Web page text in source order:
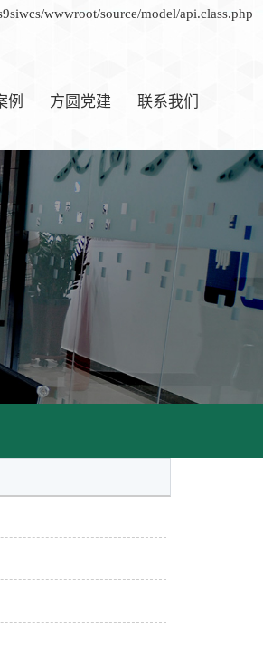
wwwroot/source/model/api.class.php
例 方圆党建 联系我们
联系我们